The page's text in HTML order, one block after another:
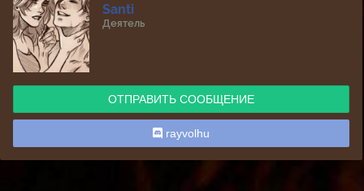
Santi
Деятель
ОТПРАВИТЬ СООБЩЕНИЕ
rayvolhu